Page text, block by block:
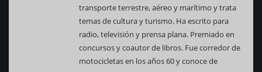
transporte terrestre, aéreo y marítimo y trata
temas de cultura y turismo. Ha escrito para
radio, televisión y prensa plana. Premiado en
concursos y coautor de libros. Fue corredor de
motocicletas en los años 60 y conoce de